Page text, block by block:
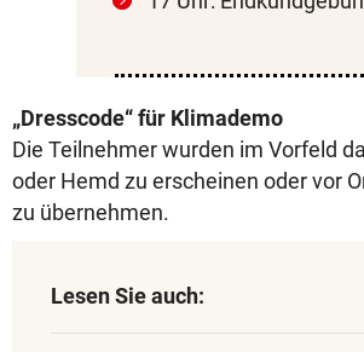
„Dresscode“ für Klimademo
Die Teilnehmer wurden im Vorfeld
oder Hemd zu erscheinen oder vor
zu übernehmen.
Lesen Sie auch: